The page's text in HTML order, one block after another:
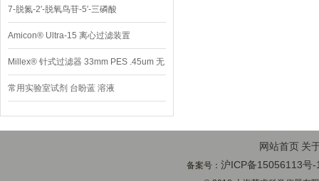
7-脱氮-2′-脱氧鸟苷-5′-三磷酸
Amicon® Ultra-15 离心过滤装置
Millex® 针式过滤器 33mm PES .45um 无
菌
常用实验室试剂 台盼蓝 溶液
网站首页 关
备案号：沪ICP备15056113号-